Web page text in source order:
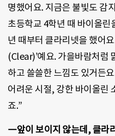
명했어요. 지금은 불빛도 감
초등학교 4학년 때 바이올
년 때부터 클라리넷을 했어
(Clear)’예요. 가을바람처럼
하고 쓸쓸한 느낌도 있거든
어려운 시절, 강한 바이올린
죠.”
―앞이 보이지 않는데, 클라